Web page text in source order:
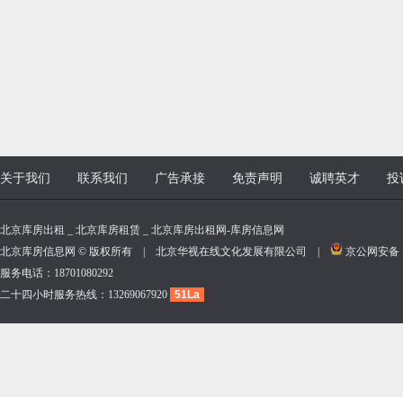
关于我们 联系我们 广告承接 免责声明 诚聘英才 投
北京库房出租 _ 北京库房租赁 _ 北京库房出租网-库房信息网
北京库房信息网 © 版权所有 | 北京华视在线文化发展有限公司 |
京公网安备
服务电话：18701080292
二十四小时服务热线：13269067920 51La